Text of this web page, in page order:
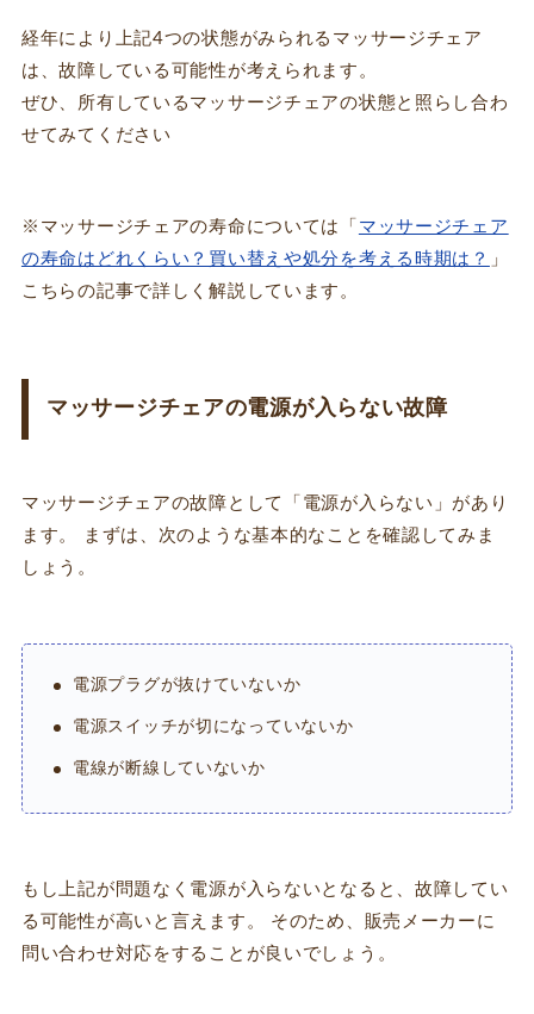
経年により上記4つの状態がみられるマッサージチェア
は、故障している可能性が考えられます。
ぜひ、所有しているマッサージチェアの状態と照らし合わ
せてみてください
※マッサージチェアの寿命については「 マッサージチェア
の寿命はどれくらい？買い替えや処分を考える時期は？
」
こちらの記事で詳しく解説しています。
マッサージチェアの電源が入らない故障
マッサージチェアの故障として「電源が入らない」があり
ます。 まずは、次のような基本的なことを確認してみま
しょう。
電源プラグが抜けていないか
電源スイッチが切になっていないか
電線が断線していないか
もし上記が問題なく電源が入らないとなると、故障してい
る可能性が高いと言えます。 そのため、販売メーカーに
問い合わせ対応をすることが良いでしょう。